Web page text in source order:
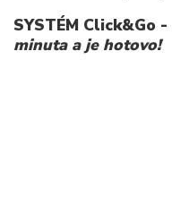
SYSTÉM Click&Go -
minuta a je hotovo!